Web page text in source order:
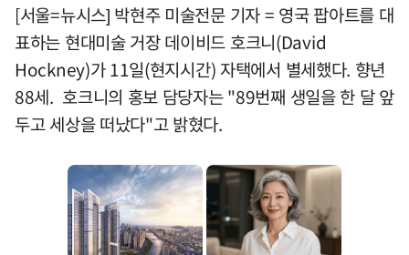
[서울=뉴시스] 박현주 미술전문 기자 = 영국 팝아트를 대
표하는 현대미술 거장 데이비드 호크니(David
Hockney)가 11일(현지시간) 자택에서 별세했다. 향년
88세. 호크니의 홍보 담당자는 "89번째 생일을 한 달 앞
두고 세상을 떠났다"고 밝혔다.